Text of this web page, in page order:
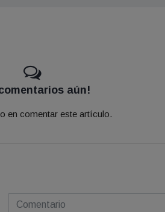
aún!
en comentar este artículo.